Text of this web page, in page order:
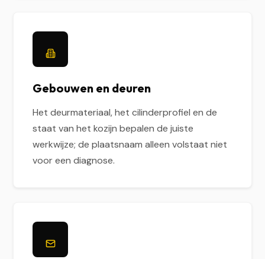
Gebouwen en deuren
Het deurmateriaal, het cilinderprofiel en de
staat van het kozijn bepalen de juiste
werkwijze; de plaatsnaam alleen volstaat niet
voor een diagnose.